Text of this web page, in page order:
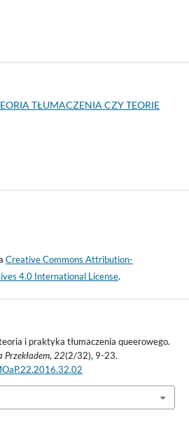
TŁUMACZENIA CZY TEORIE
Creative Commons Attribution-
4.0 International License.
i praktyka tłumaczenia queerowego.
Przekładem, 22(2/32), 9-23.